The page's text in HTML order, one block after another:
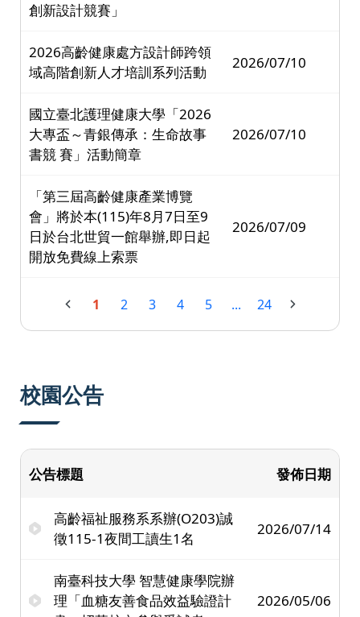
創新設計競賽」
2026高齡健康處方設計師跨領
域高階創新人才培訓系列活動
2026/07/10
國立臺北護理健康大學「2026
大專盃～青銀傳承：生命故事
書競 賽」活動簡章
2026/07/10
「第三屆高齡健康產業博覽
會」將於本(115)年8月7日至9
日於台北世貿一館舉辦,即日起
開放免費線上索票
2026/07/09
1 2 3 4 5 ... 24
校園公告
公告標題 發佈日期
高齡福祉服務系系辦(O203)誠
徵115-1夜間工讀生1名
2026/07/14
南臺科技大學 智慧健康學院辦
理「血糖友善食品效益驗證計
2026/05/06